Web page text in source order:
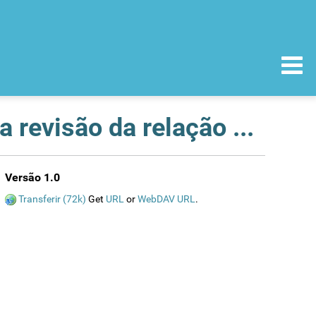
Pioglitazona ¿ Actualização de informação sobre a revisão da relação benefício-risco
Versão 1.0
Transferir (72k) Get URL orWebDAV URL .